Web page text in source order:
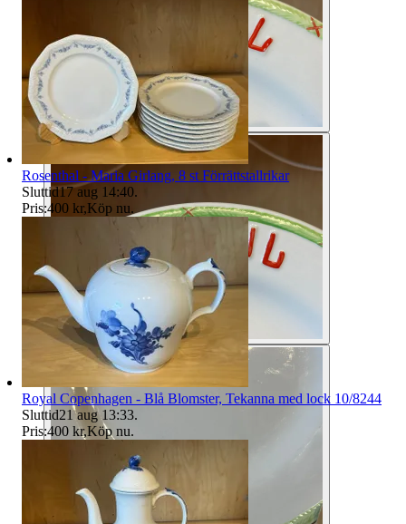
Rosenthal - Maria Girlang, 8 st Förrättstallrikar
Sluttid17 aug 14:40.
Pris:400 kr,Köp nu.
Royal Copenhagen - Blå Blomster, Tekanna med lock 10/8244
Sluttid21 aug 13:33.
Pris:400 kr,Köp nu.